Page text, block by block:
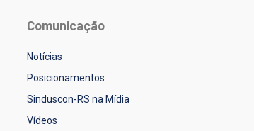
Comunicação
Notícias
Posicionamentos
Sinduscon-RS na Mídia
Vídeos